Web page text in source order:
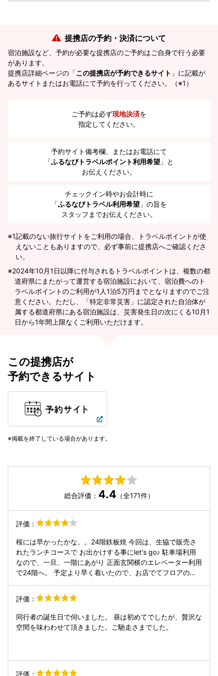
提携店の予約・決済について
宿泊施設など、予約が必要な提携店のご予約はご自身で行う必要
があります。
提携店詳細ページの「この提携店が予約できるサイト 」に記載が
あるサイトまたはお電話にて予約を行ってください。（※1）
ご予約は必ず現地決済を
指定してください。
予約サイト備考欄、またはお電話にて
「ふるなびトラベルポイント利用希望 」と
お伝えください。
チェックイン時やお会計時に
「ふるなびトラベル利用希望 」の旨を
スタッフまでお伝えください。
※1記載のない旅行サイトをご利用の場合、トラベルポイントが使
えないこともありますので、必ず事前に提携店へご確認くださ
い。
2024年10月1日以降に付与されるトラベルポイントは、複数の都
道府県にまたがって運営する宿泊施設において、宿泊費へのト
ラベルポイントのご利用が1人1泊5万円までとなりますのでご注
意ください。ただし、「特定非常災害」に認定された自治体が
属する都道府県にある宿泊施設は、災害発生日の次にくる10月1
日から1年間上限なくご利用いただけます。
この提携店が
予約できるサイト
掲載を終了している場合があります。
総合評価： 4.4 （全171件）
評価：
桜には早かったかな。。24階鉄板焼 今回は、生協で販売さ
れたランチコースで お出かけする事にlet's go♪ 駐車場利用
なので、一旦、一階にあがり 正面玄関横のエレベーター利用
で24階へ。 予定より早く着いたので、お店でてフロアのソ
ス内容をみせてくださり ＋ガーリックライスなら1700円 今
回は断念。 ※中華のチケットを買ってる気分で予約までして
いてお口は中華だったの慌てて鉄板焼予約に変更。 コース内
評価：
同行者の誕生日で伺いました。 昼は初めてでしたが、贅沢な
空間を味わわせて頂きました。ご馳走さまでした。
評価：